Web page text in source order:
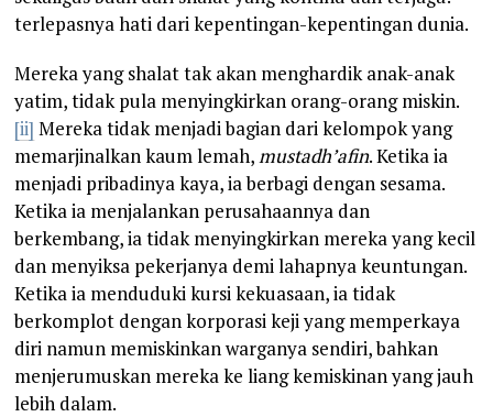
terlepasnya hati dari kepentingan-kepentingan dunia.
Mereka yang shalat tak akan menghardik anak-anak
yatim, tidak pula menyingkirkan orang-orang miskin.
[ii] Mereka tidak menjadi bagian dari kelompok yang
memarjinalkan kaum lemah, mustadh’afin. Ketika ia
menjadi pribadinya kaya, ia berbagi dengan sesama.
Ketika ia menjalankan perusahaannya dan
berkembang, ia tidak menyingkirkan mereka yang kecil
dan menyiksa pekerjanya demi lahapnya keuntungan.
Ketika ia menduduki kursi kekuasaan, ia tidak
berkomplot dengan korporasi keji yang memperkaya
diri namun memiskinkan warganya sendiri, bahkan
menjerumuskan mereka ke liang kemiskinan yang jauh
lebih dalam.